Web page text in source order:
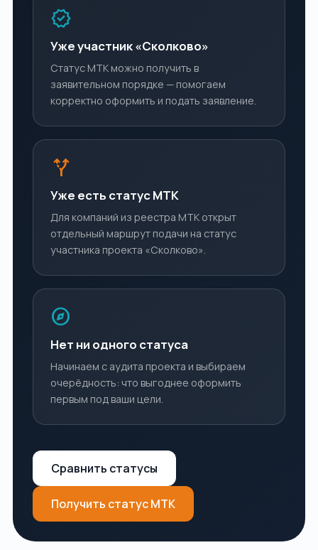
verified
Уже участник «Сколково»
Статус МТК можно получить в
заявительном порядке — помогаем
корректно оформить и подать заявление.
alt_route
Уже есть статус МТК
Для компаний из реестра МТК открыт
отдельный маршрут подачи на статус
участника проекта «Сколково».
explore
Нет ни одного статуса
Начинаем с аудита проекта и выбираем
очерёдность: что выгоднее оформить
первым под ваши цели.
Сравнить статусы
Получить статус МТК